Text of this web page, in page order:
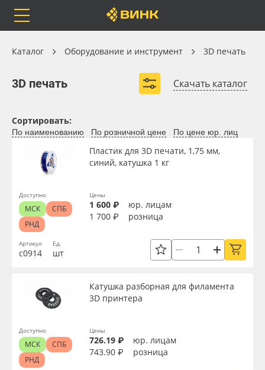
Каталог
Доставка
Оплата
Инструкции
Компания
Контакты
Весь каталог
Рулонные материалы
Листовые материалы
Чернила
Мобильные конструкции и POS-материалы
Профильные системы
Сублимация и термотрансфер
Каталог Оборудование и инструмент 3D печать
3D печать Скачать каталог
Оборудование и инструмент
Вид
Ширина, мм
Упаковка
Рабочая длина, мм
Сортировать:
По наименованию По розничной цене По цене юр. лиц
Артикул
с0914
Пластик для 3D печати, 1,75 мм,
синий, катушка 1 кг
Ед.
шт
Цены
1 600 ₽
юр. лицам
1 700 ₽
розница
Доступно
МСК
СПБ
РНД
Катушка разборная для филамента
3D принтера
Цены
726.19 ₽
юр. лицам
743.90 ₽
розница
Доступно
МСК
СПБ
РНД